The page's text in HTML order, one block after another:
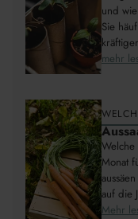
und
Sie
mehr
Welche
Monat
auf die
Mehr